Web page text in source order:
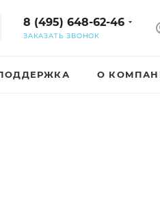
8 (495) 648-62-46
ЗАКАЗАТЬ ЗВОНОК
О